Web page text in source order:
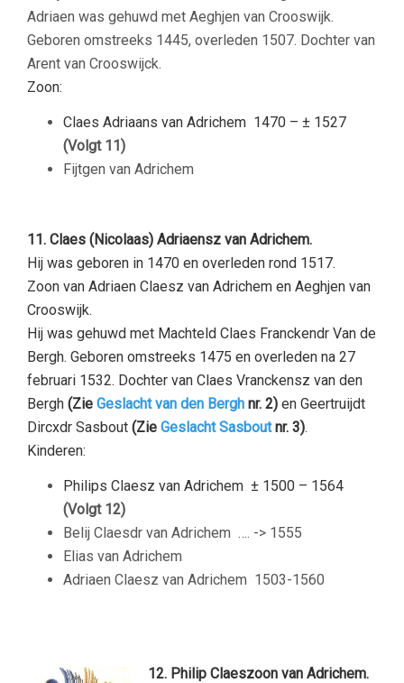
Adriaen was gehuwd met Aeghjen van Crooswijk.
Geboren omstreeks 1445, overleden 1507. Dochter van
Arent van Crooswijck.
Zoon:
Claes Adriaans van Adrichem 1470 – ± 1527
(Volgt 11)
Fijtgen van Adrichem
11. Claes (Nicolaas) Adriaensz van Adrichem.
Hij was geboren in 1470 en overleden rond 1517.
Zoon van Adriaen Claesz van Adrichem en Aeghjen van
Crooswijk.
Hij was gehuwd met Machteld Claes Franckendr Van de
Bergh. Geboren omstreeks 1475 en overleden na 27
februari 1532. Dochter van Claes Vranckensz van den
Bergh (Zie Geslacht van den Bergh nr. 2) en Geertruijdt
Dircxdr Sasbout (Zie Geslacht Sasboutnr. 3).
Kinderen:
Philips Claesz van Adrichem ± 1500 – 1564
(Volgt 12)
Belij Claesdr van Adrichem …. -> 1555
Elias van Adrichem
Adriaen Claesz van Adrichem 1503-1560
12. Philip Claeszoon van Adrichem.